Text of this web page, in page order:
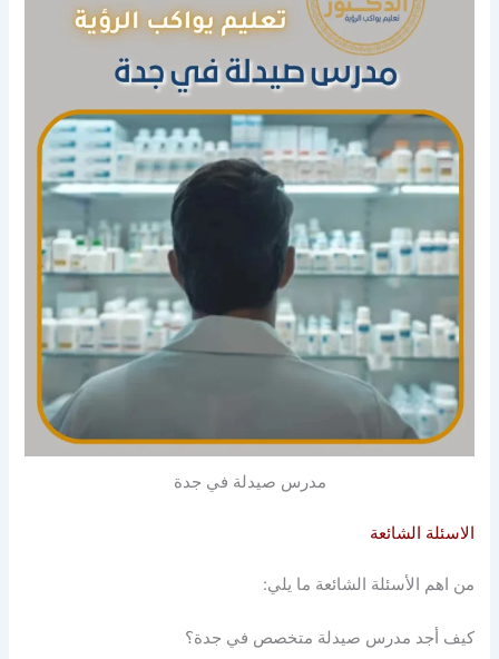
مدرس صيدلة في جدة
الاسئلة الشائعة
من اهم الأسئلة الشائعة ما يلي:
كيف أجد مدرس صيدلة متخصص في جدة؟